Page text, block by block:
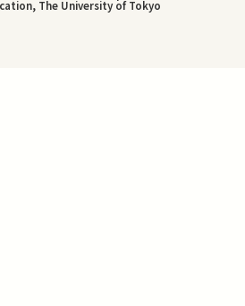
The University of Tokyo